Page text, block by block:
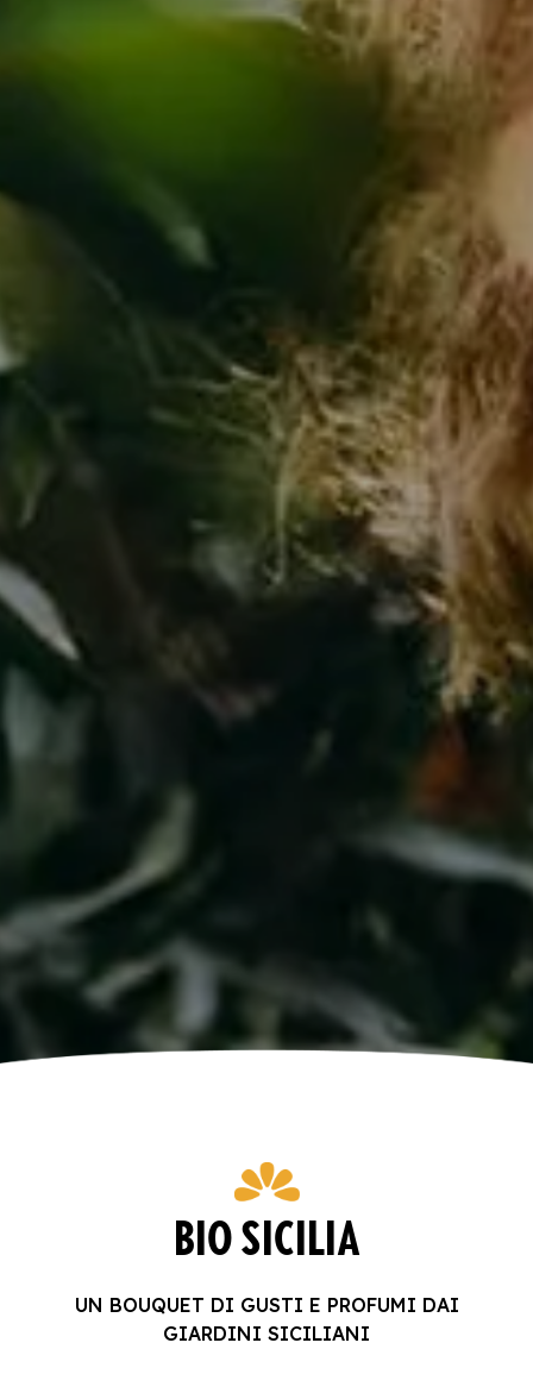
BIO SICILIA
UN BOUQUET DI GUSTI E PROFUMI DAI
GIARDINI SICILIANI